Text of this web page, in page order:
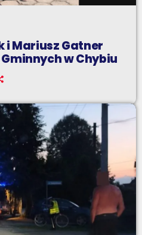
i Mariusz Gatner
w Chybiu